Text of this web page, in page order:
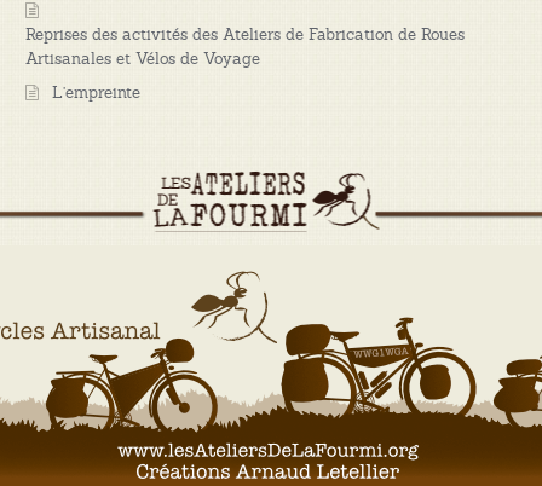
Reprises des activités des Ateliers de Fabrication de Roues
Artisanales et Vélos de Voyage
L’empreinte